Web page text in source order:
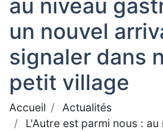
au niveau
un nouvel
signaler dans
petit village
Accueil
Actualités
L'Autre est parmi nous :